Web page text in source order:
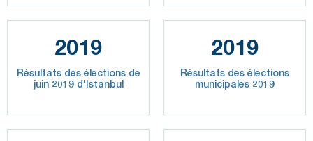
2019
Résultats des élections de
juin 2019 d'Istanbul
2019
Résultats des élections
municipales 2019